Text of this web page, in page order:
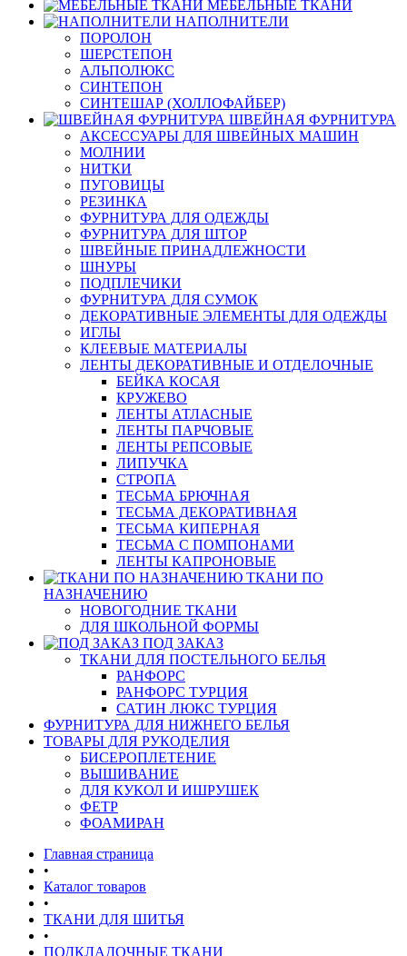
МЕБЕЛЬНЫЕ ТКАНИ
НАПОЛНИТЕЛИ
ПОРОЛОН
ШЕРСТЕПОН
АЛЬПОЛЮКС
СИНТЕПОН
СИНТЕШАР (ХОЛЛОФАЙБЕР)
ШВЕЙНАЯ ФУРНИТУРА
АКСЕССУАРЫ ДЛЯ ШВЕЙНЫХ МАШИН
МОЛНИИ
НИТКИ
ПУГОВИЦЫ
РЕЗИНКА
ФУРНИТУРА ДЛЯ ОДЕЖДЫ
ФУРНИТУРА ДЛЯ ШТОР
ШВЕЙНЫЕ ПРИНАДЛЕЖНОСТИ
ШНУРЫ
ПОДПЛЕЧИКИ
ФУРНИТУРА ДЛЯ СУМОК
ДЕКОРАТИВНЫЕ ЭЛЕМЕНТЫ ДЛЯ ОДЕЖДЫ
ИГЛЫ
КЛЕЕВЫЕ МАТЕРИАЛЫ
ЛЕНТЫ ДЕКОРАТИВНЫЕ И ОТДЕЛОЧНЫЕ
БЕЙКА КОСАЯ
КРУЖЕВО
ЛЕНТЫ АТЛАСНЫЕ
ЛЕНТЫ ПАРЧОВЫЕ
ЛЕНТЫ РЕПСОВЫЕ
ЛИПУЧКА
СТРОПА
ТЕСЬМА БРЮЧНАЯ
ТЕСЬМА ДЕКОРАТИВНАЯ
ТЕСЬМА КИПЕРНАЯ
ТЕСЬМА С ПОМПОНАМИ
ЛЕНТЫ КАПРОНОВЫЕ
ТКАНИ ПО
НАЗНАЧЕНИЮ
НОВОГОДНИЕ ТКАНИ
ДЛЯ ШКОЛЬНОЙ ФОРМЫ
ПОД ЗАКАЗ
ТКАНИ ДЛЯ ПОСТЕЛЬНОГО БЕЛЬЯ
РАНФОРС
РАНФОРС ТУРЦИЯ
САТИН ЛЮКС ТУРЦИЯ
ФУРНИТУРА ДЛЯ НИЖНЕГО БЕЛЬЯ
ТОВАРЫ ДЛЯ РУКОДЕЛИЯ
БИСЕРОПЛЕТЕНИЕ
ВЫШИВАНИЕ
ДЛЯ КУКОЛ И ИШРУШЕК
ФЕТР
ФОАМИРАН
Главная страница
•
Каталог товаров
•
ТКАНИ ДЛЯ ШИТЬЯ
•
ПОДКЛАДОЧНЫЕ ТКАНИ